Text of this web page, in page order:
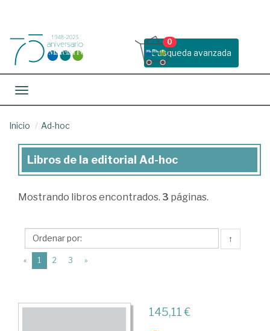
Busqueda avanzada
0
Toggle navigation
Inicio Ad-hoc
Libros
la
Ad-
hoc
Libros de la editorial Ad-hoc
Mostrando libros encontrados. 3 páginas.
↑
« 1 (current)
2 3 »
145,11 €